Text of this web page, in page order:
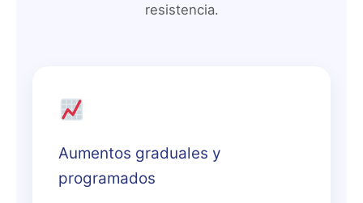
resistencia.
Aumentos graduales y
programados